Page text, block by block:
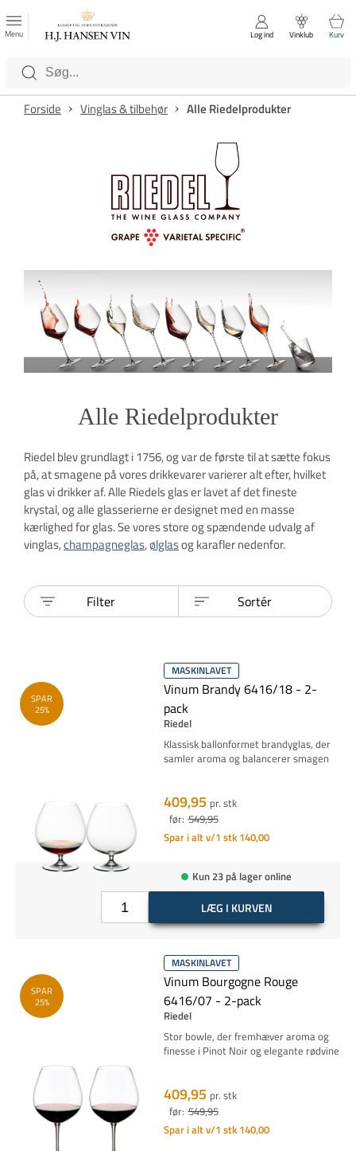
Luk
Kategorier
Menu Log ind Vinklub Kurv
Forside Vinglas & tilbehør Alle Riedelprodukter
Alle Riedelprodukter
Riedel blev grundlagt i 1756, og var de første til at sætte fokus
på, at smagene på vores drikkevarer varierer alt efter, hvilket
glas vi drikker af. Alle Riedels glas er lavet af det fineste
krystal, og alle glasserierne er designet med en masse
kærlighed for glas. Se vores store og spændende udvalg af
vinglas,champagneglas,ølglasog karafler nedenfor.
Filter Sortér
SPAR
25%
MASKINLAVET
Vinum Brandy 6416/18 - 2-
pack
Riedel
Klassisk ballonformet brandyglas, der
samler aroma og balancerer smagen
409,95 pr. stk
før: 549,95
Spar i alt v/1 stk 140,00
Kun 23 på lager online
LÆG I KURVEN
SPAR
25%
MASKINLAVET
Vinum Bourgogne Rouge
6416/07 - 2-pack
Riedel
Stor bowle, der fremhæver aroma og
finesse i Pinot Noir og elegante rødvine
409,95 pr. stk
før: 549,95
Spar i alt v/1 stk 140,00